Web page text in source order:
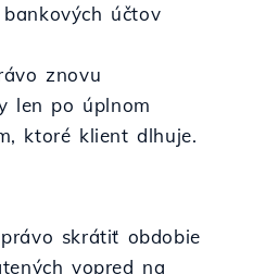
účtov
znovu
len po úplnom
ktoré klient dlhuje.
skrátiť obdobie
vopred na